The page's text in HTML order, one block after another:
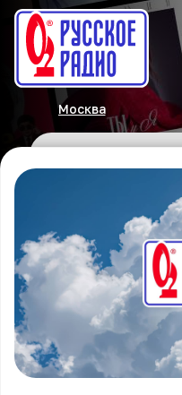
Москва